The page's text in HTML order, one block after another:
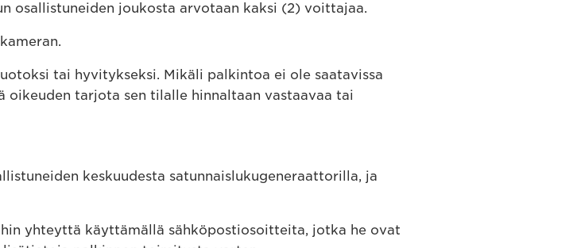
osallistuneiden joukosta arvotaan kaksi (2) voittajaa.
tai hyvitykseksi. Mikäli palkintoa ei ole saatavissa
tarjota sen tilalle hinnaltaan vastaavaa tai
keskuudesta satunnaislukugeneraattorilla, ja
yhteyttä käyttämällä sähköpostiosoitteita, jotka he ovat